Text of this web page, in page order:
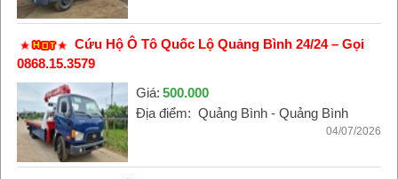
Cứu Hộ Ô Tô Quốc Lộ Quảng Bình 24/24 – Gọi
0868.15.3579
Giá: 500.000
Địa điểm: Quảng Bình - Quảng Bình
04/07/2026